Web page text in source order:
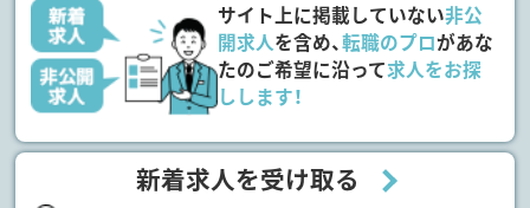
サイト上に掲載していない非公
開求人を含め、転職のプロがあな
たのご希望に沿って求人をお探
しします！
新着求人を受け取る